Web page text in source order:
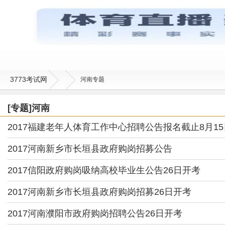
3773考试网 河南专题
[专题]河南
2017福建老年人体育工作中心招聘公告报名截止8月
2017河南新乡市长垣县政府购岗招募公告
2017信阳政府购岗吸纳高校毕业生公告26日开考
2017河南新乡市长垣县政府购岗招募26日开考
2017河南濮阳市政府购岗招聘公告26日开考